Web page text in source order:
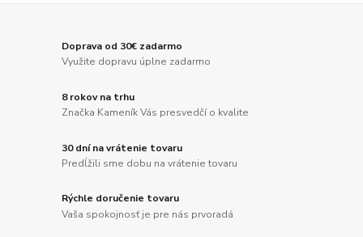
Doprava od 30€ zadarmo
Využite dopravu úplne zadarmo
8 rokov na trhu
Značka Kameník Vás presvedčí o kvalite
30 dní na vrátenie tovaru
Predĺžili sme dobu na vrátenie tovaru
Rýchle doručenie tovaru
Vaša spokojnosť je pre nás prvoradá